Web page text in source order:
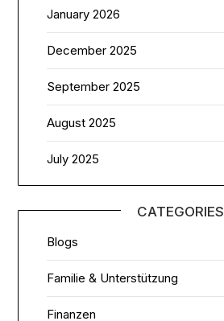
January 2026
December 2025
September 2025
August 2025
July 2025
CATEGORIES
Blogs
Familie & Unterstützung
Finanzen